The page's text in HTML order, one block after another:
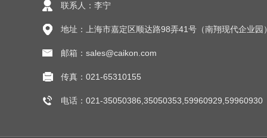
联系人：李宁
地址：上海市嘉定区顺达路98弄41号（南翔现代企业园
邮箱：sales@caikon.com
传真：021-65310155
电话：021-35050386,35050353,59960929,59960930